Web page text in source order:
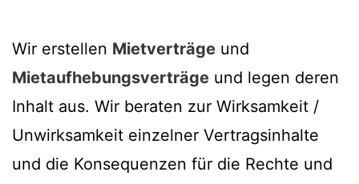
Wir erstellen Mietverträge und
Mietaufhebungsverträge und legen deren
Inhalt aus. Wir beraten zur Wirksamkeit /
Unwirksamkeit einzelner Vertragsinhalte
und die Konsequenzen für die Rechte und